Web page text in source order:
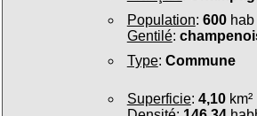
Population: 600hab
Gentilé:
Type: Commune
Superficie: 4,10km²